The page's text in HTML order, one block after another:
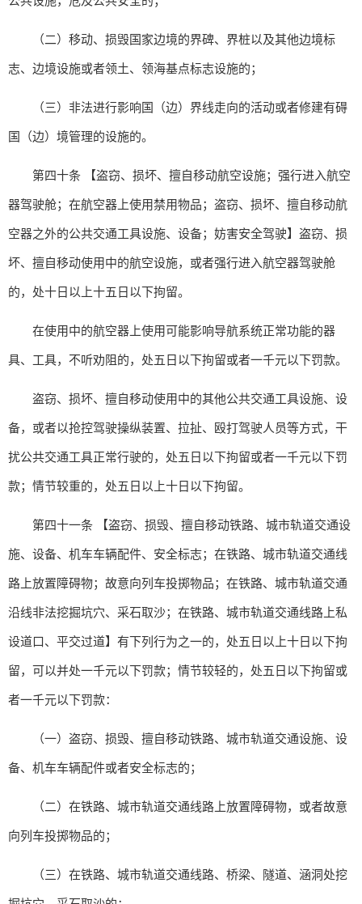
（二）移动、损毁国家边境的界碑、界桩以及其他边境标
志、边境设施或者领土、领海基点标志设施的；
（三）非法进行影响国（边）界线走向的活动或者修建有碍
国（边）境管理的设施的。
第四十条 【盗窃、损坏、擅自移动航空设施；强行进入航空
器驾驶舱；在航空器上使用禁用物品；盗窃、损坏、擅自移动航
空器之外的公共交通工具设施、设备；妨害安全驾驶】盗窃、损
坏、擅自移动使用中的航空设施，或者强行进入航空器驾驶舱
的，处十日以上十五日以下拘留。
在使用中的航空器上使用可能影响导航系统正常功能的器
具、工具，不听劝阻的，处五日以下拘留或者一千元以下罚款。
盗窃、损坏、擅自移动使用中的其他公共交通工具设施、设
备，或者以抢控驾驶操纵装置、拉扯、殴打驾驶人员等方式，干
扰公共交通工具正常行驶的，处五日以下拘留或者一千元以下罚
款；情节较重的，处五日以上十日以下拘留。
第四十一条 【盗窃、损毁、擅自移动铁路、城市轨道交通设
施、设备、机车车辆配件、安全标志；在铁路、城市轨道交通线
路上放置障碍物；故意向列车投掷物品；在铁路、城市轨道交通
沿线非法挖掘坑穴、采石取沙；在铁路、城市轨道交通线路上私
设道口、平交过道】有下列行为之一的，处五日以上十日以下拘
留，可以并处一千元以下罚款；情节较轻的，处五日以下拘留或
者一千元以下罚款：
（一）盗窃、损毁、擅自移动铁路、城市轨道交通设施、设
备、机车车辆配件或者安全标志的；
（二）在铁路、城市轨道交通线路上放置障碍物，或者故意
向列车投掷物品的；
（三）在铁路、城市轨道交通线路、桥梁、隧道、涵洞处挖